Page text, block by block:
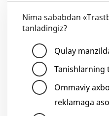
Nima sababdan
tanladingiz?
Qulay
Tanishlarning
Ommaviy
reklamaga